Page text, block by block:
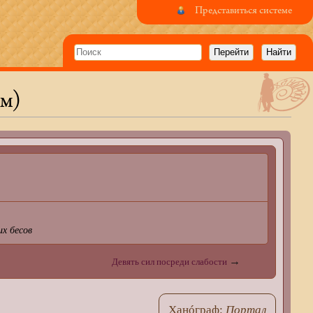
бесов
Девять сил посреди слабости →
Ханóграф: Портал
Представиться системе